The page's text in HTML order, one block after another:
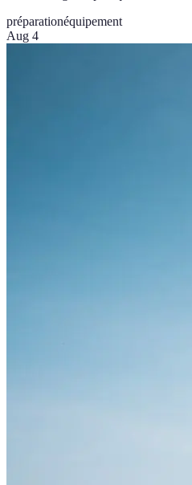
préparationéquipement
Aug 4